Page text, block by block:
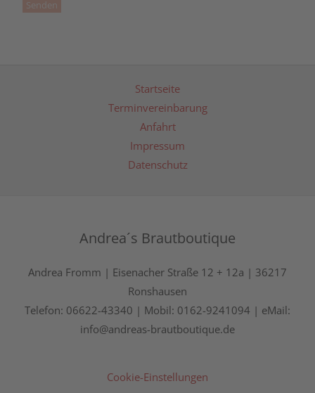
Startseite
Terminvereinbarung
Anfahrt
Impressum
Datenschutz
Andrea´s Brautboutique
Andrea Fromm | Eisenacher Straße 12 + 12a | 36217
Ronshausen
Telefon: 06622-43340 | Mobil: 0162-9241094 | eMail:
info@andreas-brautboutique.de
Cookie-Einstellungen